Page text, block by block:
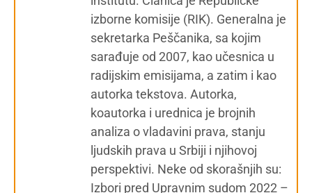
izborne komisije (RIK). Generalna je
sekretarka Peščanika, sa kojim
sarađuje od 2007, kao učesnica u
radijskim emisijama, a zatim i kao
autorka tekstova. Autorka,
koautorka i urednica je brojnih
analiza o vladavini prava, stanju
ljudskih prava u Srbiji i njihovoj
perspektivi. Neke od skorašnjih su:
Izbori pred Upravnim sudom 2022 –